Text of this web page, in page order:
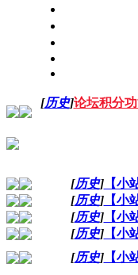
[历史]论坛积分
[历史]【小
[历史]【小
[历史]【小
[历史]【小
[历史]【小